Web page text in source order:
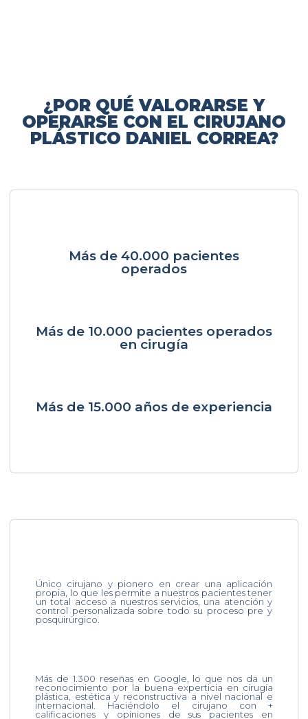
¿POR QUÉ VALORARSE Y
OPERARSE CON EL CIRUJANO
PLÁSTICO DANIEL CORREA?
Más de 40.000 pacientes
operados
Más de 10.000 pacientes operados
en cirugía
Más de 15.000 años de experiencia
Único cirujano y pionero en crear una aplicación
propia, lo que les permite a nuestros pacientes tener
un total acceso a nuestros servicios, una atención y
control personalizada sobre todo su proceso pre y
posquirúrgico.
Más de 1.300 reseñas en Google, lo que nos da un
reconocimiento por la buena experticia en cirugía
plástica, estética y reconstructiva a nivel nacional e
internacional. Haciéndolo el cirujano con +
calificaciones y opiniones de sus pacientes en